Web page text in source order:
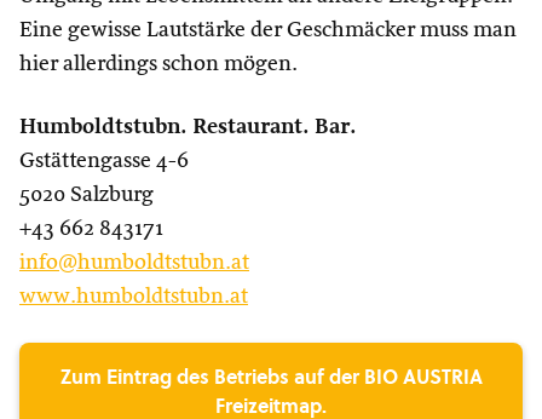
Eine gewisse Lautstärke der Geschmäcker muss man
hier allerdings schon mögen.
Humboldtstubn. Restaurant. Bar.
Gstättengasse 4-6
5020 Salzburg
+43 662 843171
info@humboldtstubn.at
www.humboldtstubn.at
Zum Eintrag des Betriebs auf der BIO AUSTRIA
Freizeitmap.